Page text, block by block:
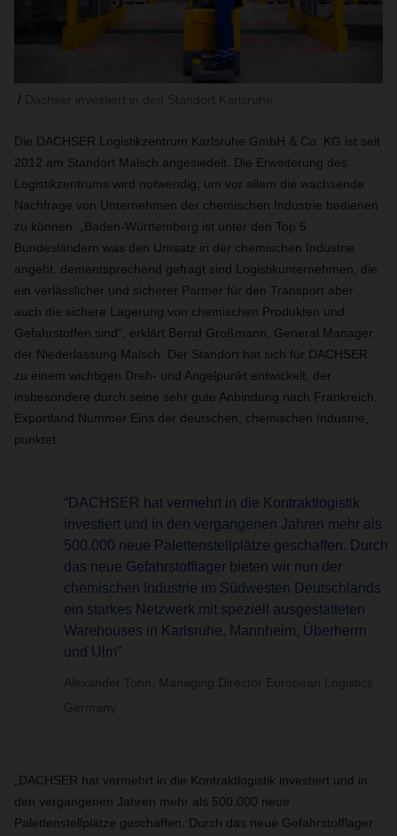
Die DACHSER Logistikzentrum Karlsruhe GmbH & Co. KG ist seit
2012 am Standort Malsch angesiedelt. Die Erweiterung des
Logistikzentrums wird notwendig, um vor allem die wachsende
Nachfrage von Unternehmen der chemischen Industrie bedienen
zu können. „Baden-Württemberg ist unter den Top 5
Bundesländern was den Umsatz in der chemischen Industrie
angeht, dementsprechend gefragt sind Logistikunternehmen, die
ein verlässlicher und sicherer Partner für den Transport aber
auch die sichere Lagerung von chemischen Produkten und
Gefahrstoffen sind“, erklärt Bernd Großmann, General Manager
der Niederlassung Malsch. Der Standort hat sich für DACHSER
zu einem wichtigen Dreh- und Angelpunkt entwickelt, der
insbesondere durch seine sehr gute Anbindung nach Frankreich,
Exportland Nummer Eins der deutschen, chemischen Industrie,
punktet.
“DACHSER hat vermehrt in die Kontraktlogistik
investiert und in den vergangenen Jahren mehr als
500.000 neue Palettenstellplätze geschaffen. Durch
das neue Gefahrstofflager bieten wir nun der
chemischen Industrie im Südwesten Deutschlands
ein starkes Netzwerk mit speziell ausgestatteten
Warehouses in Karlsruhe, Mannheim, Überherrn
und Ulm”
Alexander Tonn, Managing Director European Logistics
Germany
„DACHSER hat vermehrt in die Kontraktlogistik investiert und in
den vergangenen Jahren mehr als 500.000 neue
Palettenstellplätze geschaffen. Durch das neue Gefahrstofflager